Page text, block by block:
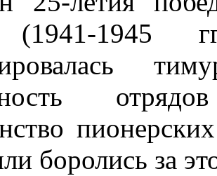
(1941-1945
боролись за